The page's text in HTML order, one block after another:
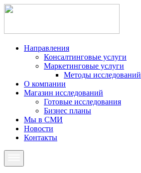
Направления
Консалтинговые услуги
Маркетинговые услуги
Методы исследований
О компании
Магазин исследований
Готовые исследования
Бизнес планы
Мы в СМИ
Новости
Контакты